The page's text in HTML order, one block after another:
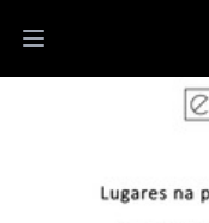
Open main menu